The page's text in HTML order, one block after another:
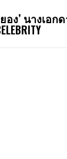
อง’ นางเอก